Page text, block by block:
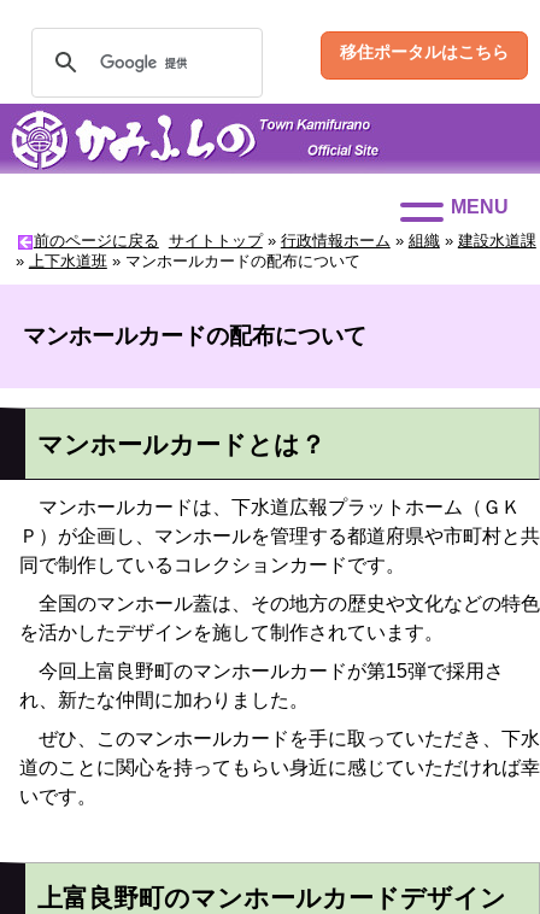
移住ポータルはこちら
MENU
前のページに戻る サイトトップ» 行政情報ホーム » 組織» 建設水道課
» 上下水道班» マンホールカードの配布について
マンホールカードの配布について
マンホールカードとは？
マンホールカードは、下水道広報プラットホーム（ＧＫ
Ｐ）が企画し、マンホールを管理する都道府県や市町村と共
同で制作しているコレクションカードです。
全国のマンホール蓋は、その地方の歴史や文化などの特色
を活かしたデザインを施して制作されています。
今回上富良野町のマンホールカードが第15弾で採用さ
れ、新たな仲間に加わりました。
ぜひ、このマンホールカードを手に取っていただき、下水
道のことに関心を持ってもらい身近に感じていただければ幸
いです。
上富良野町のマンホールカードデザイン